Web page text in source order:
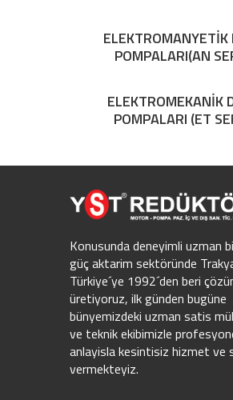
ELEKTROMANYETİK
POMPALARI(AN
ELEKTROMEKANİK
POMPALARI (ET
Konusunda deneyimli uzman
güç aktarim sektöründe
Türkiye´ye 1992´den beri
üretiyoruz, ilk günden bugüne
bünyemizdeki uzman satis
ve teknik ekibimizle
anlayisla kesintisiz hizmet ve
vermekteyiz.